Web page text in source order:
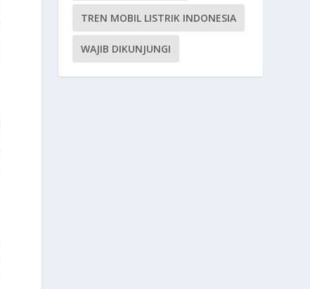
TREN MOBIL LISTRIK INDONESIA
WAJIB DIKUNJUNGI